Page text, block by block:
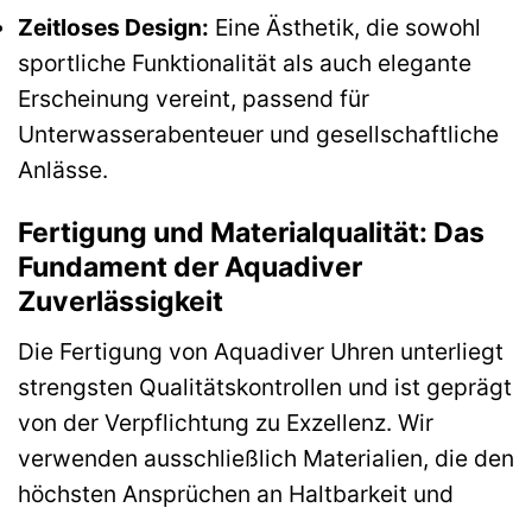
Zeitloses Design: Eine Ästhetik, die sowohl
sportliche Funktionalität als auch elegante
Erscheinung vereint, passend für
Unterwasserabenteuer und gesellschaftliche
Anlässe.
Fertigung und Materialqualität: Das
Fundament der Aquadiver
Zuverlässigkeit
Die Fertigung von Aquadiver Uhren unterliegt
strengsten Qualitätskontrollen und ist geprägt
von der Verpflichtung zu Exzellenz. Wir
verwenden ausschließlich Materialien, die den
höchsten Ansprüchen an Haltbarkeit und